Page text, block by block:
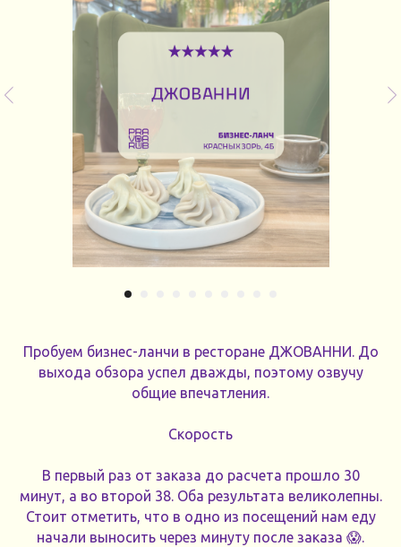
Пробуем бизнес-ланчи в ресторане ДЖОВАННИ. До
выхода обзора успел дважды, поэтому озвучу
общие впечатления.
Скорость
В первый раз от заказа до расчета прошло 30
минут, а во второй 38. Оба результата великолепны.
Стоит отметить, что в одно из посещений нам еду
начали выносить через минуту после заказа 😱.